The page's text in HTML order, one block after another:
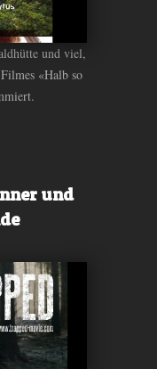
und viel,
«Halb so
und